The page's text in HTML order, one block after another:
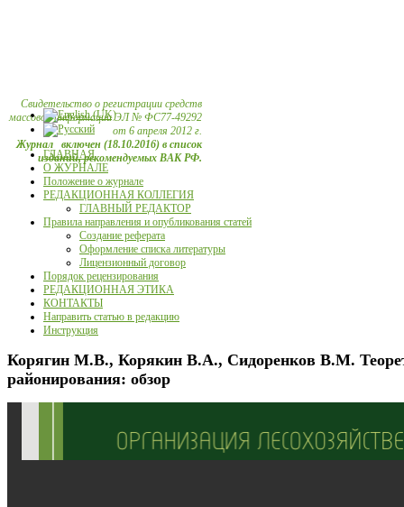
Свидетельство о регистрации средств
массовой информации ЭЛ № ФС77-49292
от 6 апреля 2012 г.
Журнал включен (18.10.2016) в список
изданий, рекомендуемых ВАК РФ.
ГЛАВНАЯ
О ЖУРНАЛЕ
Положение о журнале
РЕДАКЦИОННАЯ КОЛЛЕГИЯ
ГЛАВНЫЙ РЕДАКТОР
Правила направления и опубликования статей
Создание реферата
Оформление списка литературы
Лицензионный договор
Порядок рецензирования
РЕДАКЦИОННАЯ ЭТИКА
КОНТАКТЫ
Направить статью в редакцию
Инструкция
Корягин М.В., Корякин В.А., Сидоренков В.М.
районирования: обзор